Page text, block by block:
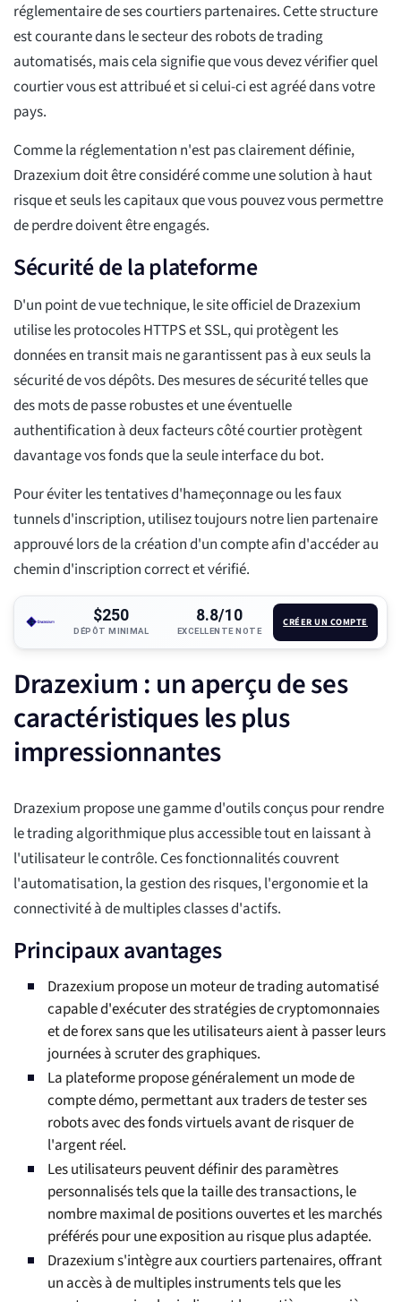
réglementaire de ses courtiers partenaires. Cette structure
est courante dans le secteur des robots de trading
automatisés, mais cela signifie que vous devez vérifier quel
courtier vous est attribué et si celui-ci est agréé dans votre
pays.
Comme la réglementation n'est pas clairement définie,
Drazexium doit être considéré comme une solution à haut
risque et seuls les capitaux que vous pouvez vous permettre
de perdre doivent être engagés.
Sécurité de la plateforme
D'un point de vue technique, le site officiel de Drazexium
utilise les protocoles HTTPS et SSL, qui protègent les
données en transit mais ne garantissent pas à eux seuls la
sécurité de vos dépôts. Des mesures de sécurité telles que
des mots de passe robustes et une éventuelle
authentification à deux facteurs côté courtier protègent
davantage vos fonds que la seule interface du bot.
Pour éviter les tentatives d'hameçonnage ou les faux
tunnels d'inscription, utilisez toujours notre lien partenaire
approuvé lors de la création d'un compte afin d'accéder au
chemin d'inscription correct et vérifié.
$250
DÉPÔT MINIMAL
8.8/10
EXCELLENTE NOTE
CRÉER UN COMPTE
Drazexium : un aperçu de ses
caractéristiques les plus
impressionnantes
Drazexium propose une gamme d'outils conçus pour rendre
le trading algorithmique plus accessible tout en laissant à
l'utilisateur le contrôle. Ces fonctionnalités couvrent
l'automatisation, la gestion des risques, l'ergonomie et la
connectivité à de multiples classes d'actifs.
Principaux avantages
Drazexium propose un moteur de trading automatisé
capable d'exécuter des stratégies de cryptomonnaies
et de forex sans que les utilisateurs aient à passer leurs
journées à scruter des graphiques.
La plateforme propose généralement un mode de
compte démo, permettant aux traders de tester ses
robots avec des fonds virtuels avant de risquer de
l'argent réel.
Les utilisateurs peuvent définir des paramètres
personnalisés tels que la taille des transactions, le
nombre maximal de positions ouvertes et les marchés
préférés pour une exposition au risque plus adaptée.
Drazexium s'intègre aux courtiers partenaires, offrant
un accès à de multiples instruments tels que les